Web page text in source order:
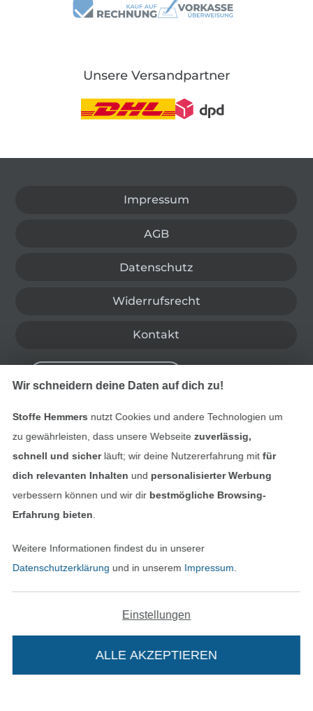
Unsere Versandpartner
Impressum
AGB
Datenschutz
Widerrufsrecht
Kontakt
Alle Preise inkl. der gesetzl. MwSt.
Finde mehr Inspiration
Deutsch
Nederlands
In den niederländischen
(France)
In den
Wir schneidern deine Daten auf dich zu!
Stoffe Hemmers nutzt Cookies und andere Technologien um
zu gewährleisten, dass unsere Webseite zuverlässig,
schnell und sicherläuft; wir deine Nutzererfahrung mitfür
dich relevanten Inhalten und personalisierter Werbung
verbessern können und wir dir bestmögliche Browsing-
Erfahrung bieten
Weitere Informationen findest du in unserer
Datenschutzerklärung und in unserem Impressum
Einstellungen
ALLE AKZEPTIEREN